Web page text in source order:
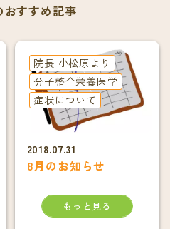
おすすめ記事
院長 小松原より
分子整合栄養医学
症状について
2018.07.31
8月のお知らせ
もっと見る